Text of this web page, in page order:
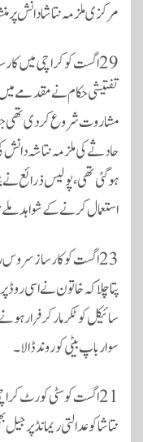
مرکزی ملزمہ نتاشا دانش پر
29 اگست کو کراچی
تفتیشی حکام نے مقدمے
حادثے کی ملزمہ نتاشہ
ہوگئی تھی، پولیس ذرائع
استعمال کرنے کے شواہد
23 اگست کو کارساز
پتا چلا کہ خاتون نے اسی
سائیکل کو ٹکر مار کر فرار
سوار باپ بیٹی کو روند ڈالا۔
21 اگست کو سٹی کورٹ
نتاشا کو عدالتی ریمانڈ پر جیل